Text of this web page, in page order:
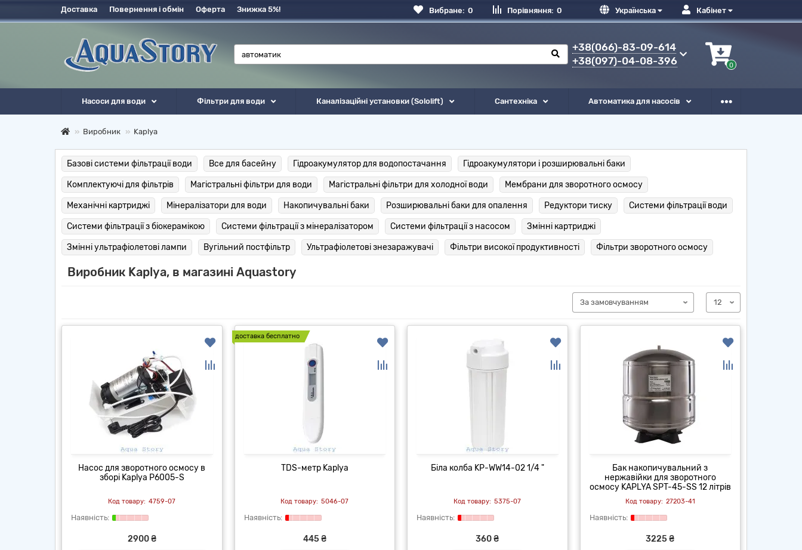
Кабінет
Українська
Порівняння: 0
Вибране: 0
Доставка Повернення і обмін Оферта Знижка 5%!
+38(066)-83-09-614
+38(097)-04-08-396
0
Насоси для води Фільтри для води Каналізаційні установки (Sololift) Сантехніка Автоматика для насосів
Виробник Kaplya
Базові системи фільтрації води Все для басейну Гідроакумулятор для водопостачання Гідроакумулятори і розширювальні баки
Комплектуючі для фільтрів Магістральні фільтри для води Магістральні фільтри для холодної води Мембрани для зворотного осмосу
Механічні картриджі Мінералізатори для води Накопичувальні баки Розширювальні баки для опалення Редуктори тиску Системи фільтрації води
Системи фільтрації з біокерамікою Системи фільтрації з мінералізатором Системи фільтрації з насосом Змінні картриджі
Змінні ультрафіолетові лампи Вугільний постфільтр Ультрафіолетові знезаражувачі Фільтри високої продуктивності Фільтри зворотного осмосу
Виробник Kaplya, в магазині Aquastory
Насос для зворотного осмосу в
зборі Kaplya P6005-S
4759-07
2900 ₴
доставка бесплатно
TDS-метр Kaplya
5046-07
445 ₴
Біла колба KP-WW14-02 1/4 "
5375-07
360 ₴
Бак накопичувальний з
нержавійки для зворотного
осмосу KAPLYA SPT-45-SS 12 літрів
27203-41
3225 ₴